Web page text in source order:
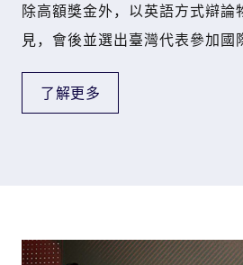
除高額獎金外，以英語方式辯論
見，會後並選出臺灣代表參加國
了解更多